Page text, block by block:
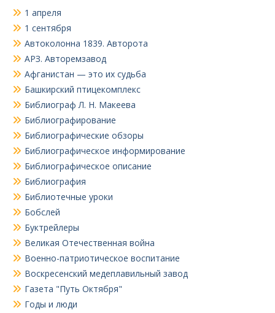
1 апреля
1 сентября
Автоколонна 1839. Авторота
АРЗ. Авторемзавод
Афганистан — это их судьба
Башкирский птицекомплекс
Библиограф Л. Н. Макеева
Библиографирование
Библиографические обзоры
Библиографическое информирование
Библиографическое описание
Библиография
Библиотечные уроки
Бобслей
Буктрейлеры
Великая Отечественная война
Военно-патриотическое воспитание
Воскресенский медеплавильный завод
Газета "Путь Октября"
Годы и люди